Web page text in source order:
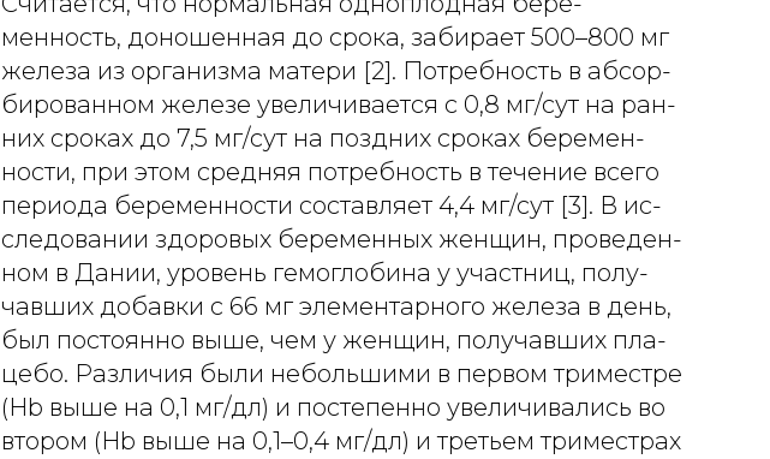
менность, доношенная до срока, забирает 500–800 мг
железа из организма матери [2]. Потребность в абсор-
бированном железе увеличивается с 0,8 мг/сут на ран-
них сроках до 7,5 мг/сут на поздних сроках беремен-
ности, при этом средняя потребность в течение всего
периода беременности составляет 4,4 мг/сут [3]. В ис-
следовании здоровых беременных женщин, проведен-
ном в Дании, уровень гемоглобина у участниц, полу-
чавших добавки с 66 мг элементарного железа в день,
был постоянно выше, чем у женщин, получавших пла-
цебо. Различия были небольшими в первом триместре
(Hb выше на 0,1 мг/дл) и постепенно увеличивались во
втором (Hb выше на 0,1–0,4 мг/дл) и третьем триместрах